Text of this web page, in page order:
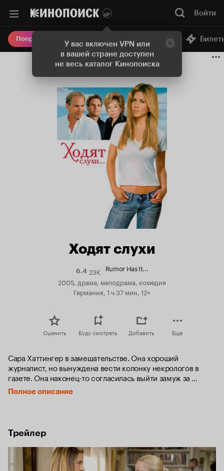
У вас включен VPN или
в вашей стране доступен
не весь каталог Кинопоиска
Войти
Попробовать Плюс Онлайн-кинотеатр
Ходят слухи
6.4Рейтинг
6.4
23K Rumor Has It...
2005, драма, мелодрама, комедия
Германия, 1 ч 37 мин, 12+
Оценить Буду смотреть Добавить Еще
Сара Хаттингер в замешательстве. Она хороший
журналист, но вынуждена вести колонку некрологов в
газете. Она наконец-то согласилась выйти замуж за
своего дружка Джеффа, но все еще не уверена до конца,
что действительно хочет свадьбы.
сестры, а это значит, что ей предстоит провести много
времени со своей помешанной на теннисе семейкой,
членом которой она себя никогда не ощущала. Случайно
она узнает бережно хранимую семейную тайну, и
начинает сомневаться в своем происхождении. Чтобы
Полное описание
Трейлер